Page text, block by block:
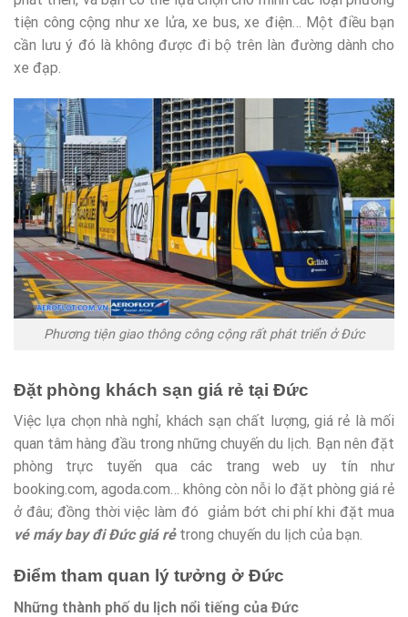
tiện công cộng như xe lửa, xe bus, xe điện… Một điều bạn
cần lưu ý đó là không được đi bộ trên làn đường dành cho
xe đạp.
Phương tiện giao thông công cộng rất phát triển ở Đức
Đặt phòng khách sạn giá rẻ tại Đức
Việc lựa chọn nhà nghỉ, khách sạn chất lượng, giá rẻ là mối
quan tâm hàng đầu trong những chuyến du lịch. Bạn nên đặt
phòng trực tuyến qua các trang web uy tín như
booking.com, agoda.com… không còn nỗi lo đặt phòng giá rẻ
ở đâu; đồng thời việc làm đó giảm bớt chi phí khi đặt mua
vé máy bay đi Đức giá rẻtrong chuyến du lịch của bạn.
Điểm tham quan lý tưởng ở Đức
Những thành phố du lịch nổi tiếng của Đức